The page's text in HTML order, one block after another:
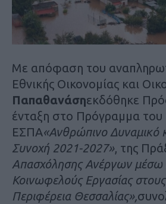
Με απόφαση του
Εθνικής Οικονομίας και
Παπαθανάσηεκδόθηκε
ένταξη στο Πρόγραμμα του
ΕΣΠΑ«Ανθρώπινο Δυναμικό
Συνοχή 2021-2027», της
Απασχόλησης Ανέργων μέσω
Κοινωφελούς Εργασίας
Περιφέρεια Θεσσαλίας»,